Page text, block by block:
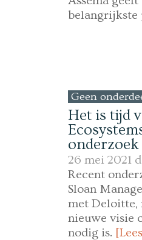
belangrijkste
Geen
Het is tijd
onderzoek
26 mei 2021
Recent
Sloan
met Deloitte,
nieuwe visie
nodig is.